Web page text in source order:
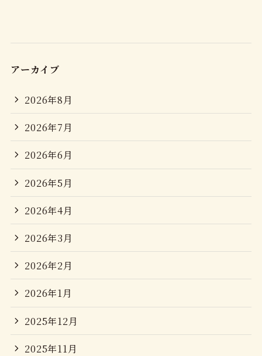
アーカイブ
2026年8月
2026年7月
2026年6月
2026年5月
2026年4月
2026年3月
2026年2月
2026年1月
2025年12月
2025年11月